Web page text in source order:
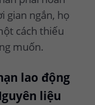
gian ngắn, họ
cách thiếu
muốn.
lao động
liệu